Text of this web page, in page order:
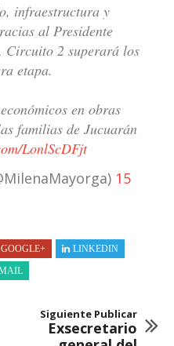
infraestructura y
al Presidente
Circuito 2 superará los
etapa.
en obras
familias de Jucuarán
LonlScDFjt
15
GOOGLE+
LINKEDIN
Siguiente Publicar
Exsecretario